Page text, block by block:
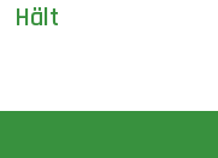
Hält